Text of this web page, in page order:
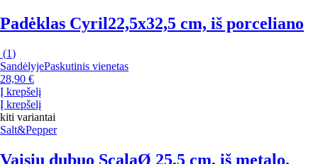
Padėklas Cyril22,5x32,5 cm, iš porceliano
(1)
SandėlyjePaskutinis vienetas
28,90 €
Į krepšelį
Į krepšelį
kiti variantai
Salt&Pepper
Vaisių dubuo ScalaØ 25,5 cm, iš metalo,